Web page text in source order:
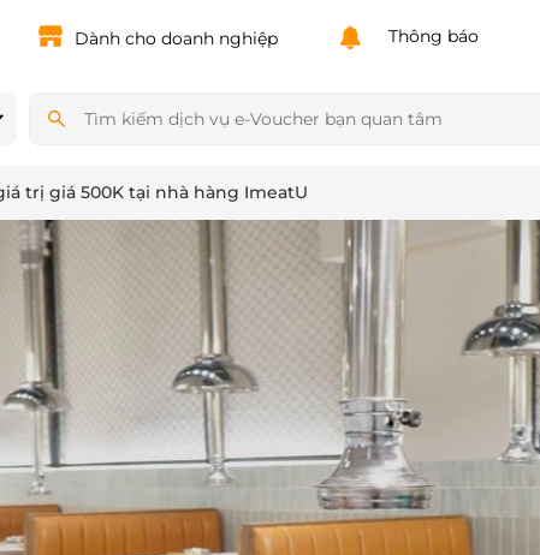
Dành cho doanh nghiệp Thông báo
trị giá 500K tại nhà hàng ImeatU